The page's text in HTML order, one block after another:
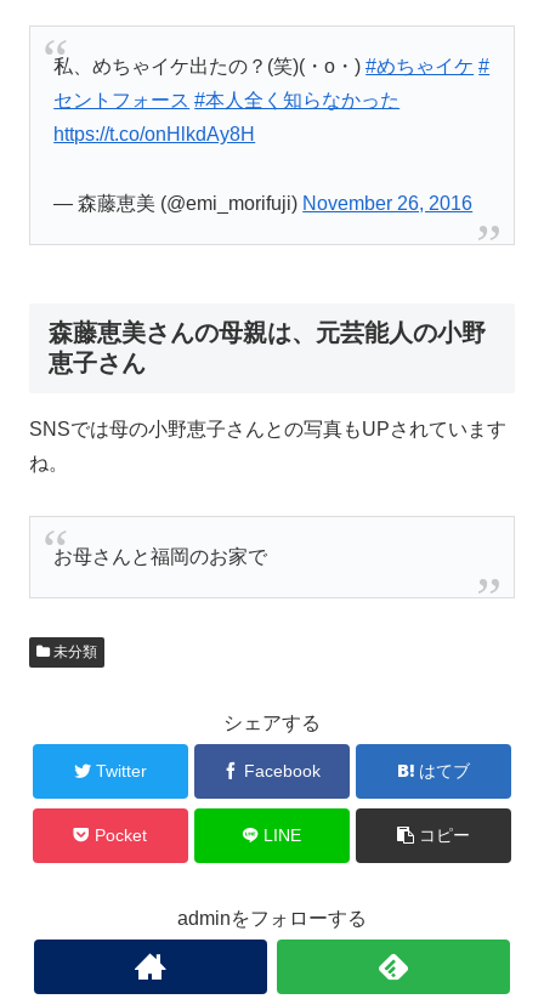
私、めちゃイケ出たの？(笑)(・o・)#めちゃイケ #
セントフォース #本人全く知らなかった
https://t.co/onHlkdAy8H
— 森藤恵美 (@emi_morifuji) November 26, 2016
森藤恵美さんの母親は、元芸能人の小野
恵子さん
SNSでは母の小野恵子さんとの写真もUPされています
ね。
お母さんと福岡のお家で
未分類
シェアする
Twitter Facebook はてブ
Pocket LINE コピー
adminをフォローする